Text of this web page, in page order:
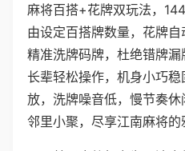
麻将百搭+花牌双玩法，
由设定百搭牌数量，花牌
精准洗牌码牌，杜绝错牌漏
长辈轻松操作，机身小巧
放，洗牌噪音低，慢节奏休
邻里小聚，尽享江南麻将的